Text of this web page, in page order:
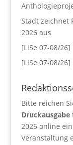
Stadt zeichnet
2026 aus
[LiSe 07-08/
[LiSe 07-08/
Bitte reichen
2026 online
Veranstaltung